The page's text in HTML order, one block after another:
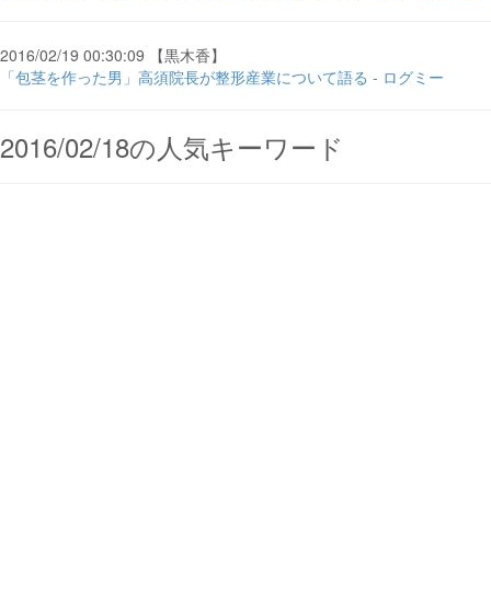
2016/02/19 00:30:09 【黒木香】
「包茎を作った男」高須院長が整形産業について語る - ログミー
2016/02/18の人気キーワード